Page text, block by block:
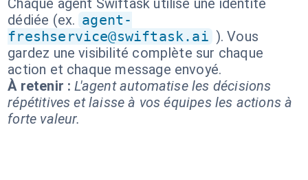
Chaque agent Swiftask utilise une identité
dédiée (ex. agent-
freshservice@swiftask.ai ). Vous
gardez une visibilité complète sur chaque
action et chaque message envoyé.
À retenir : L'agent automatise les décisions
répétitives et laisse à vos équipes les actions à
forte valeur.